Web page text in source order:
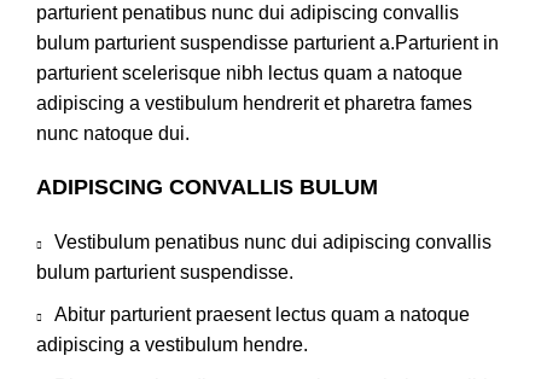
parturient penatibus nunc dui adipiscing convallis
bulum parturient suspendisse parturient a.Parturient in
parturient scelerisque nibh lectus quam a natoque
adipiscing a vestibulum hendrerit et pharetra fames
nunc natoque dui.
ADIPISCING CONVALLIS BULUM
Vestibulum penatibus nunc dui adipiscing convallis
bulum parturient suspendisse.
Abitur parturient praesent lectus quam a natoque
adipiscing a vestibulum hendre.